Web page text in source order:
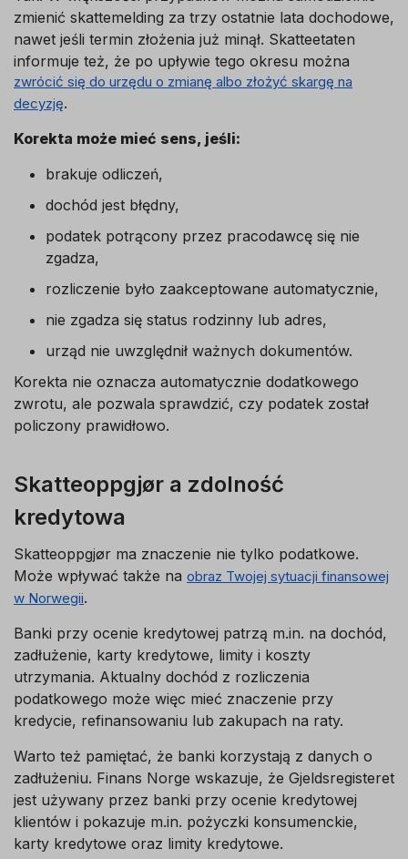
zmienić skattemelding za trzy ostatnie lata dochodowe,
nawet jeśli termin złożenia już minął. Skatteetaten
informuje też, że po upływie tego okresu można
zwrócić się do urzędu o zmianę albo złożyć skargę na
decyzję.
Korekta może mieć sens, jeśli:
brakuje odliczeń,
dochód jest błędny,
podatek potrącony przez pracodawcę się nie
zgadza,
rozliczenie było zaakceptowane automatycznie,
nie zgadza się status rodzinny lub adres,
urząd nie uwzględnił ważnych dokumentów.
Korekta nie oznacza automatycznie dodatkowego
zwrotu, ale pozwala sprawdzić, czy podatek został
policzony prawidłowo.
Skatteoppgjør a zdolność
kredytowa
Skatteoppgjør ma znaczenie nie tylko podatkowe.
Może wpływać także na obraz Twojej sytuacji finansowej
w Norwegii.
Banki przy ocenie kredytowej patrzą m.in. na dochód,
zadłużenie, karty kredytowe, limity i koszty
utrzymania. Aktualny dochód z rozliczenia
podatkowego może więc mieć znaczenie przy
kredycie, refinansowaniu lub zakupach na raty.
Warto też pamiętać, że banki korzystają z danych o
zadłużeniu. Finans Norge wskazuje, że Gjeldsregisteret
jest używany przez banki przy ocenie kredytowej
klientów i pokazuje m.in. pożyczki konsumenckie,
karty kredytowe oraz limity kredytowe.